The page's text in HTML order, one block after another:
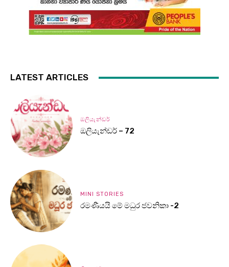
LATEST ARTICLES
ඔලියැන්ඩර්
ඔලියැන්ඩර් – 72
MINI STORIES
රමණීයයි මේ මධුර ජවනිකා -2